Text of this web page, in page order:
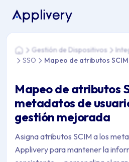
Estás aquí: Home > Gestión de
HomeGestión de Dispositivos
SSO
Mapeo de atributos SCIM
Mapeo de atributos
metadatos de
gestión mejorada
Asigna atributos SCIM a los
Applivery para mantener la